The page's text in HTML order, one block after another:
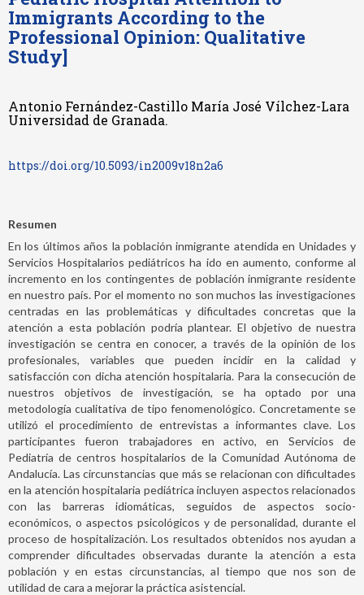
Immigrants According to the
Professional Opinion: Qualitative
Study]
Antonio Fernández-Castillo María José Vílchez-Lara
Universidad de Granada.
https://doi.org/10.5093/in2009v18n2a6
Resumen
En los últimos años la población inmigrante atendida en Unidades y
Servicios Hospitalarios pediátricos ha ido en aumento, conforme al
incremento en los contingentes de población inmigrante residente
en nuestro país. Por el momento no son muchos las investigaciones
centradas en las problemáticas y dificultades concretas que la
atención a esta población podría plantear. El objetivo de nuestra
investigación se centra en conocer, a través de la opinión de los
profesionales, variables que pueden incidir en la calidad y
satisfacción con dicha atención hospitalaria. Para la consecución de
nuestros objetivos de investigación, se ha optado por una
metodología cualitativa de tipo fenomenológico. Concretamente se
utilizó el procedimiento de entrevistas a informantes clave. Los
participantes fueron trabajadores en activo, en Servicios de
Pediatría de centros hospitalarios de la Comunidad Autónoma de
Andalucía. Las circunstancias que más se relacionan con dificultades
en la atención hospitalaria pediátrica incluyen aspectos relacionados
con las barreras idiomáticas, seguidos de aspectos socio-
económicos, o aspectos psicológicos y de personalidad, durante el
proceso de hospitalización. Los resultados obtenidos nos ayudan a
comprender dificultades observadas durante la atención a esta
población y en estas circunstancias, al tiempo que nos son de
utilidad de cara a mejorar la práctica asistencial.